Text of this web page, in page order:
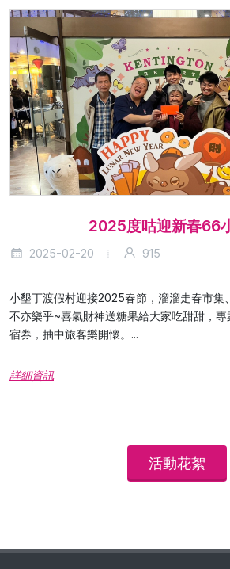
2025度咕迎新春66
2025-02-20 915
小墾丁渡假村迎接2025春節，溜溜走春市集
不亦樂乎~喜氣財神送糖果給大家吃甜甜，
宿券，抽中旅客樂開懷。...
詳細資訊
活動花絮